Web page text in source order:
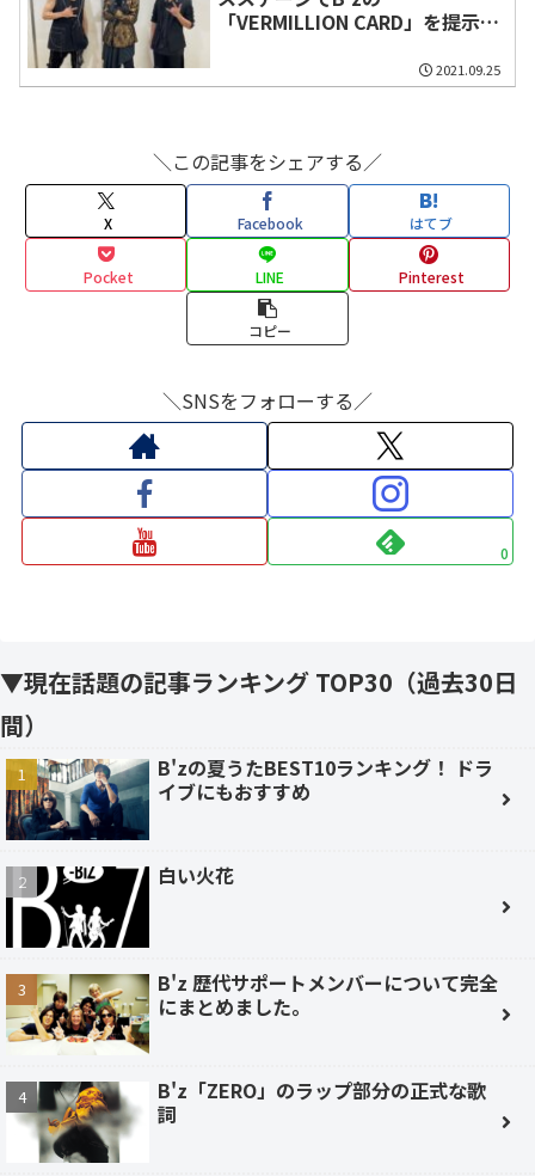
「VERMILLION CARD」を提示す
2021.09.25
＼この記事をシェアする／
X Facebook はてブ
Pocket LINE Pinterest
コピー
＼SNSをフォローする／
0
▼現在話題の記事ランキング TOP30（過去30日
間）
B'zの夏うたBEST10ランキング！ ドラ
イブにもおすすめ
白い火花
B'z 歴代サポートメンバーについて完全
にまとめました。
B'z「ZERO」のラップ部分の正式な歌
詞